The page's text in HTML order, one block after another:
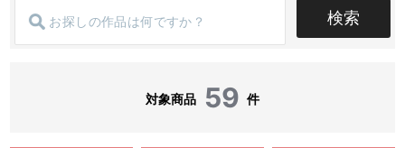
検索
対象商品 59 件